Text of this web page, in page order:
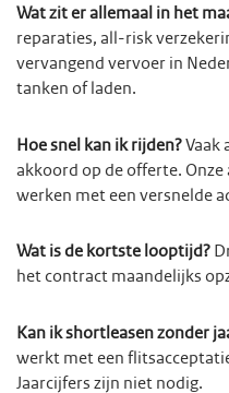
Wat zit er allemaal in het
reparaties, all-risk
vervangend vervoer in
tanken of laden.
Hoe snel kan ik rijden? Vaak
akkoord op de offerte.
werken met een versnelde
Wat is de kortste looptijd?
het contract maandelijks
Kan ik shortleasen zonder
werkt met een
Jaarcijfers zijn niet nodig.